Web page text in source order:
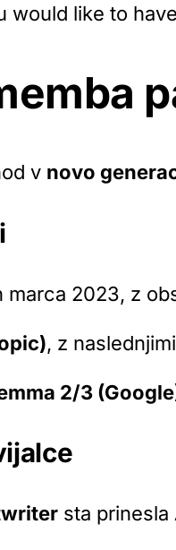
would like to
v novo
marca 2023, z
, z
2/3
sta prinesla